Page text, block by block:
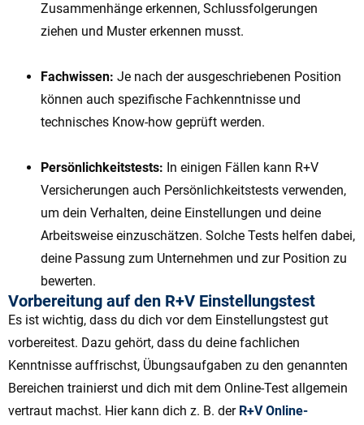
Zusammenhänge erkennen, Schlussfolgerungen
ziehen und Muster erkennen musst.
Fachwissen: Je nach der ausgeschriebenen Position
können auch spezifische Fachkenntnisse und
technisches Know-how geprüft werden.
Persönlichkeitstests: In einigen Fällen kann R+V
Versicherungen auch Persönlichkeitstests verwenden,
um dein Verhalten, deine Einstellungen und deine
Arbeitsweise einzuschätzen. Solche Tests helfen dabei,
deine Passung zum Unternehmen und zur Position zu
bewerten.
Vorbereitung auf den R+V Einstellungstest
Es ist wichtig, dass du dich vor dem Einstellungstest gut
vorbereitest. Dazu gehört, dass du deine fachlichen
Kenntnisse auffrischst, Übungsaufgaben zu den genannten
Bereichen trainierst und dich mit dem Online-Test allgemein
vertraut machst. Hier kann dich z. B. der R+V Online-